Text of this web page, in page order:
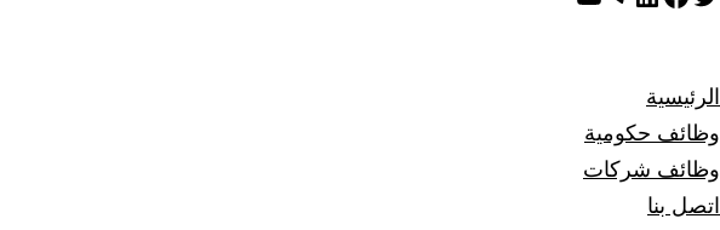
الرئيسية
وظائف حكومية
وظائف شركات
اتصل بنا